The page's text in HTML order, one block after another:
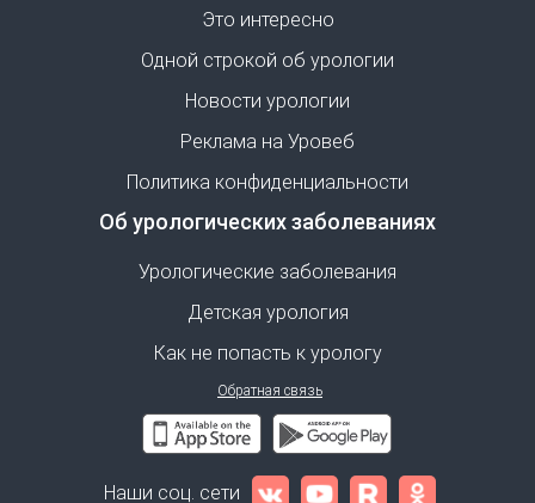
Это интересно
Одной строкой об урологии
Новости урологии
Реклама на Уровеб
Политика конфиденциальности
Об урологических заболеваниях
Урологические заболевания
Детская урология
Как не попасть к урологу
Обратная связь
Наши соц. сети